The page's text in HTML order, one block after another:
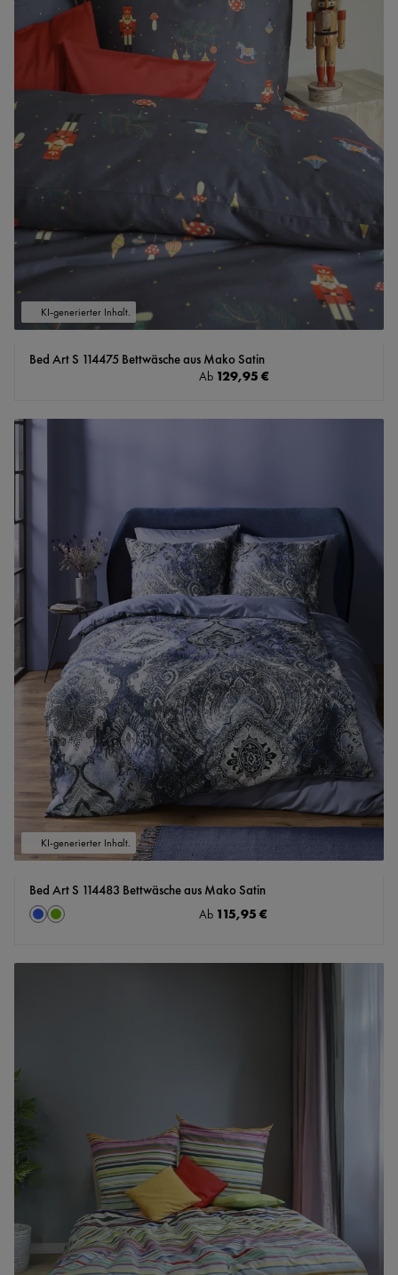
KI-generierter Inhalt.
Bed Art S 114475 Bettwäsche aus Mako Satin
Regulärer Preis:
Ab 129,95 €
KI-generierter Inhalt.
Bed Art S 114483 Bettwäsche aus Mako Satin
Farbeauswählen
blaugrün
Regulärer Preis:
Ab 115,95 €